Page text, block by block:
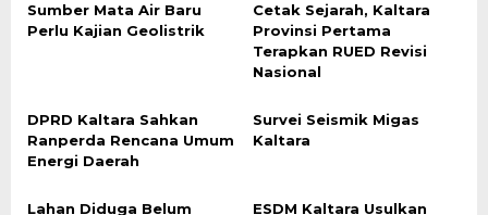
Sumber Mata Air Baru
Perlu Kajian Geolistrik
Cetak Sejarah, Kaltara
Provinsi Pertama
Terapkan RUED Revisi
Nasional
DPRD Kaltara Sahkan
Ranperda Rencana Umum
Energi Daerah
Survei Seismik Migas
Kaltara
Lahan Diduga Belum ESDM Kaltara Usulkan